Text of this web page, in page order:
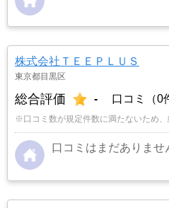
株式会社ＴＥＥＰＬＵＳ
東京都目黒区
総合評価 - 口コミ（0
※口コミ数が規定件数に満たないため、
口コミはまだありませ